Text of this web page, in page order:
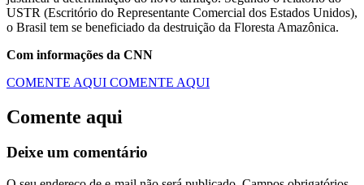
USTR (Escritório do Representante Comercial dos Estados Unidos),
o Brasil tem se beneficiado da destruição da Floresta Amazônica.
Com informações da CNN
COMENTE AQUI COMENTE AQUI
Comente aqui
Deixe um comentário